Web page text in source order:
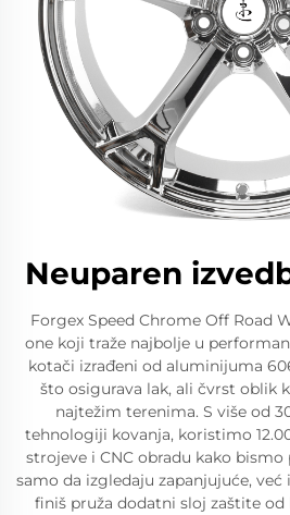
Neuparen
Forgex Speed Chrome Off Road
one koji traže najbolje u
kotači izrađeni od aluminijuma
što osigurava lak, ali čvrst oblik
najtežim terenima. S više od
tehnologiji kovanja, koristimo
strojeve i CNC obradu kako
samo da izgledaju zapanjujuće,
finiš pruža dodatni sloj zaštite od